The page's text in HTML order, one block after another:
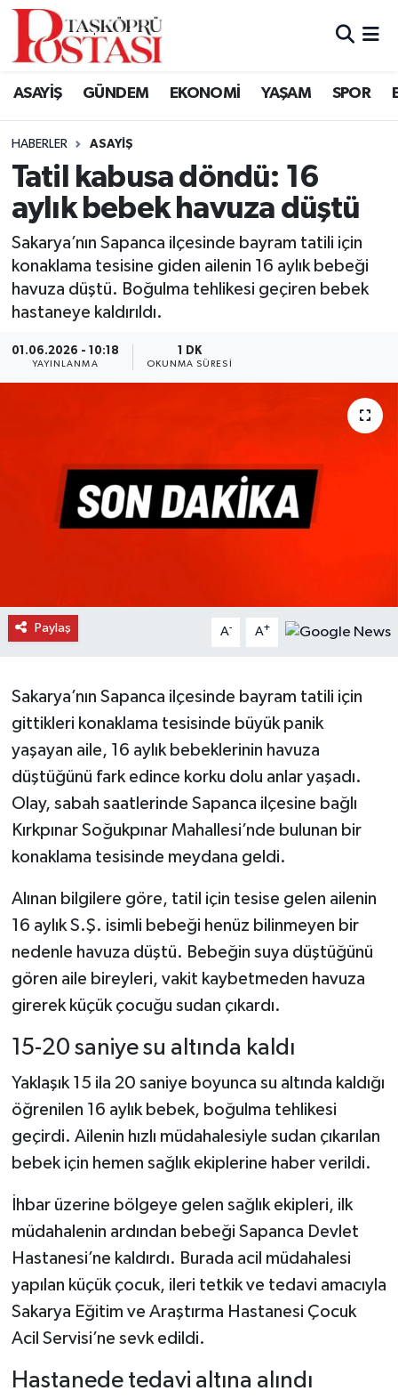
ASAYİŞ GÜNDEM EKONOMİ YAŞAM SPOR
HABERLER ASAYIŞ
Tatil kabusa döndü: 16
aylık bebek havuza düştü
Sakarya’nın Sapanca ilçesinde bayram tatili için
konaklama tesisine giden ailenin 16 aylık bebeği
havuza düştü. Boğulma tehlikesi geçiren bebek
hastaneye kaldırıldı.
01.06.2026 - 10:18
YAYINLANMA
1 DK
OKUNMA SÜRESI
Paylaş A- A+
Sakarya’nın Sapanca ilçesinde bayram tatili için
gittikleri konaklama tesisinde büyük panik
yaşayan aile, 16 aylık bebeklerinin havuza
düştüğünü fark edince korku dolu anlar yaşadı.
Olay, sabah saatlerinde Sapanca ilçesine bağlı
Kırkpınar Soğukpınar Mahallesi’nde bulunan bir
konaklama tesisinde meydana geldi.
Alınan bilgilere göre, tatil için tesise gelen ailenin
16 aylık S.Ş. isimli bebeği henüz bilinmeyen bir
nedenle havuza düştü. Bebeğin suya düştüğünü
gören aile bireyleri, vakit kaybetmeden havuza
girerek küçük çocuğu sudan çıkardı.
15-20 saniye su altında kaldı
Yaklaşık 15 ila 20 saniye boyunca su altında kaldığı
öğrenilen 16 aylık bebek, boğulma tehlikesi
geçirdi. Ailenin hızlı müdahalesiyle sudan çıkarılan
bebek için hemen sağlık ekiplerine haber verildi.
İhbar üzerine bölgeye gelen sağlık ekipleri, ilk
müdahalenin ardından bebeği Sapanca Devlet
Hastanesi’ne kaldırdı. Burada acil müdahalesi
yapılan küçük çocuk, ileri tetkik ve tedavi amacıyla
Sakarya Eğitim ve Araştırma Hastanesi Çocuk
Acil Servisi’ne sevk edildi.
Hastanede tedavi altına alındı
Kastamonu Vefat Edenler
Araç Haberleri
Azdavay Haberleri
Bozkurt Haberleri
Cide Haberleri
Devrekani Haberleri
Doğanyurt Haberleri
İhsangazi Haberleri
Küre Haberleri
Merkez Haberleri
Pınarbaşı Haberleri
Şenpazar Haberleri
Taşköprü Haberleri
Tosya Haberleri
Teknoloji Haberleri
Siyaset Haberleri
Dünya Haberleri
Haber Arşivi